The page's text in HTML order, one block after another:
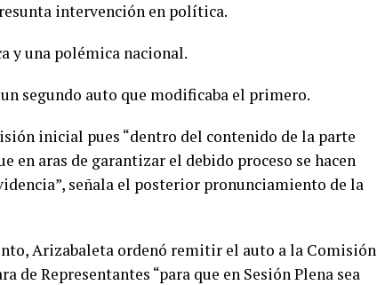
intervención en política.
y una polémica nacional.
segundo auto que modificaba el primero.
inicial pues “dentro del contenido de la parte
en aras de garantizar el debido proceso se hacen
señala el posterior pronunciamiento de la
Arizabaleta ordenó remitir el auto a la Comisión
de Representantes “para que en Sesión Plena sea